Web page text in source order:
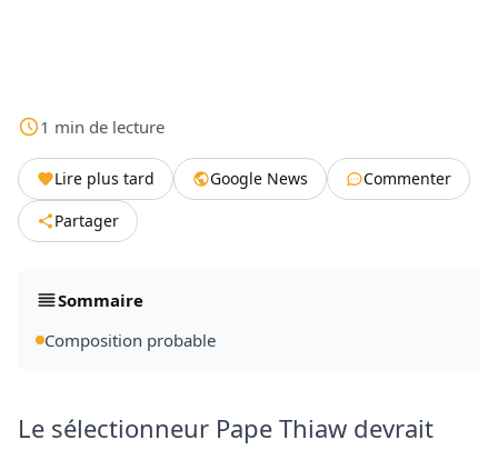
1 min de lecture
Lire plus tard Google News
Commenter
Partager
Sommaire
Composition probable
Le sélectionneur Pape Thiaw devrait